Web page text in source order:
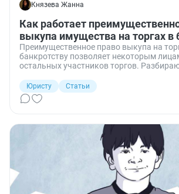
Князева Жанна
Как работает
выкупа имущества на торгах в
Преимущественное право выкупа на
банкротству позволяет некоторым
остальных участников торгов.
распространяется, как им
если управляющий проигнорировал
Юристу
Статьи